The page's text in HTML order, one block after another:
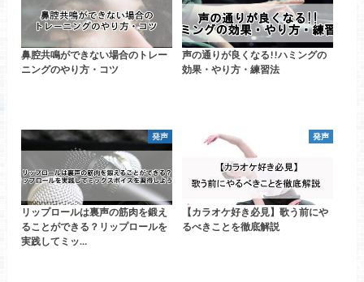
鼻腔共鳴ができない場合のトレー
ニングのやり方・コツ
声の通りが良くなる!!ハミングの
効果・やり方・練習法
発声
リップロールは裏声の筋肉を鍛え
ることができる？リップロールを
実践してミッ…
発声
【カラオケ好き必見】歌う前にや
るべきことを徹底解説